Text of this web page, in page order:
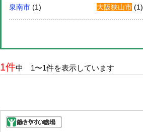
泉南市 (1) 大阪狭山市 (1)
1件中 1〜1件を表示しています